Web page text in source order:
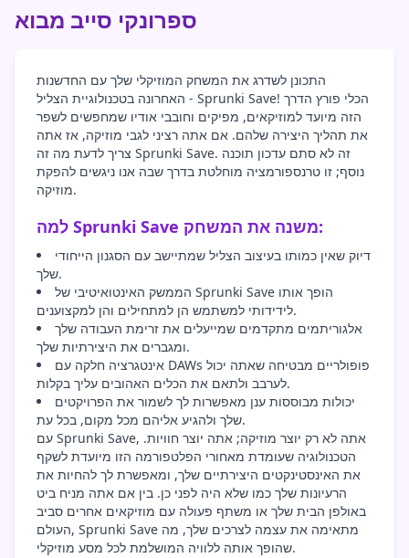
ספרונקי סייב מבוא
התכונן לשדרג את המשחק המוזיקלי שלך עם החדשנות
האחרונה בטכנולוגיית הצליל - Sprunki Save! הכלי פורץ הדרך
הזה מיועד למוזיקאים, מפיקים וחובבי אודיו שמחפשים לשפר
את תהליך היצירה שלהם. אם אתה רציני לגבי מוזיקה, אז אתה
צריך לדעת מה זה Sprunki Save. זה לא סתם עדכון תוכנה
נוסף; זו טרנספורמציה מוחלטת בדרך שבה אנו ניגשים להפקת
מוזיקה.
למה Sprunki Save משנה את המשחק:
דיוק שאין כמותו בעיצוב הצליל שמתיישב עם הסגנון הייחודי
שלך.
הממשק האינטואיטיבי של Sprunki Save הופך אותו
לידידותי למשתמש הן למתחילים והן למקצוענים.
אלגוריתמים מתקדמים שמייעלים את זרימת העבודה שלך
ומגברים את היצירתיות שלך.
אינטגרציה חלקה עם DAWs פופולריים מבטיחה שאתה יכול
לערבב ולתאם את הכלים האהובים עליך בקלות.
יכולות מבוססות ענן מאפשרות לך לשמור את הפרויקטים
שלך ולהגיע אליהם מכל מקום, בכל עת.
עם Sprunki Save, אתה לא רק יוצר מוזיקה; אתה יוצר חוויות.
הטכנולוגיה שעומדת מאחורי הפלטפורמה הזו מיועדת לשקף
את האינסטינקטים היצירתיים שלך, ומאפשרת לך להחיות את
הרעיונות שלך כמו שלא היה לפני כן. בין אם אתה מניח ביט
באולפן הבית שלך או משתף פעולה עם מוזיקאים אחרים סביב
העולם, Sprunki Save מתאימה את עצמה לצרכים שלך, מה
שהופך אותה ללוויה המושלמת לכל מסע מוזיקלי.